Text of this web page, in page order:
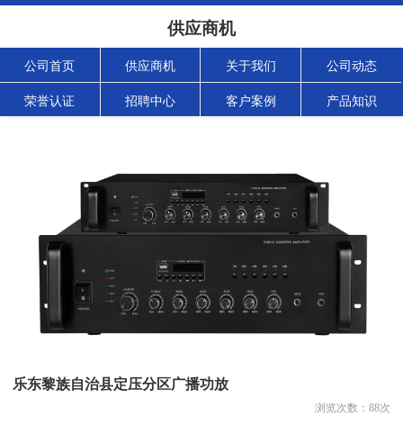
供应商机
公司首页 供应商机 关于我们 公司动态
荣誉认证 招聘中心 客户案例 产品知识
乐东黎族自治县定压分区广播功放
浏览次数： 88次